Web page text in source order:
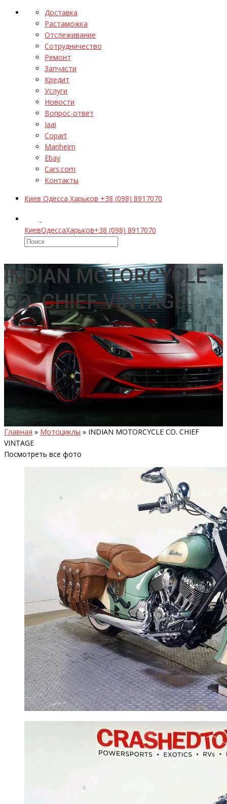
Доставка
Растаможка
Отслеживание
Сотрудничество
Ремонт
Запчасти
Кредит
Услуги
Новости
Вопрос-ответ
Iaai
Copart
Manheim
Ebay
Cars.com
Контакты
Киев Одесса Харьков +38 (098) 8917070
КиевОдессаХарьков+38 (098) 8917070
INDIAN MOTORCYCLE
CO. CHIEF VINTAGE
Главная » Мотоциклы » INDIAN MOTORCYCLE CO. CHIEF
VINTAGE
Посмотреть все фото